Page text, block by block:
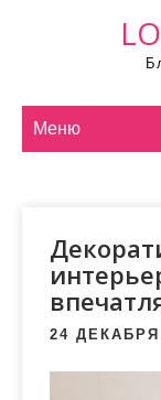
Меню
24 ДЕКАБРЯ